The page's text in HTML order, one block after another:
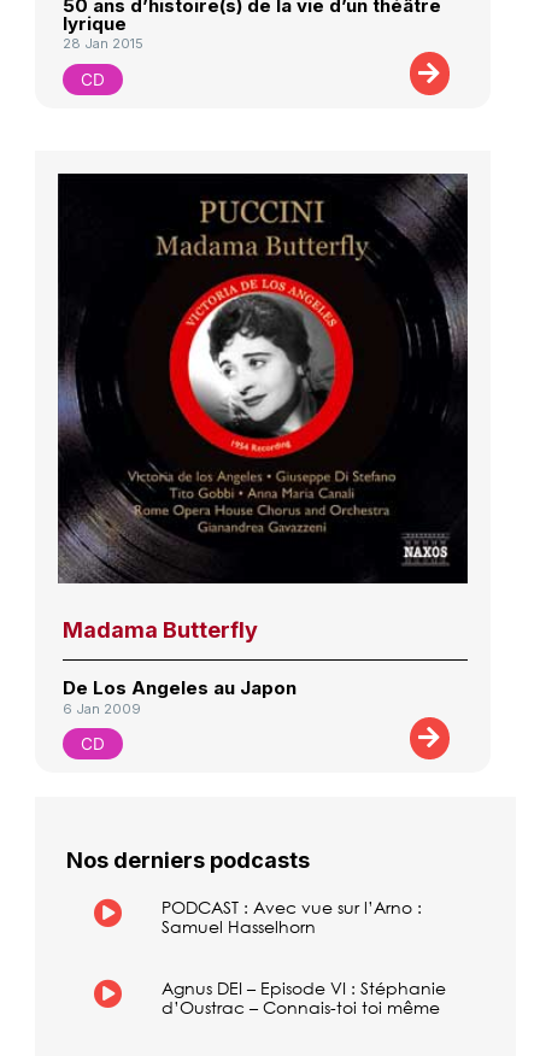
50 ans d’histoire(s) de la vie d’un théâtre
lyrique
28 Jan 2015
CD
Madama Butterfly
De Los Angeles au Japon
6 Jan 2009
CD
Nos derniers podcasts
PODCAST : Avec vue sur l’Arno :
Samuel Hasselhorn
Agnus DEI – Episode VI : Stéphanie
d’Oustrac – Connais-toi toi même